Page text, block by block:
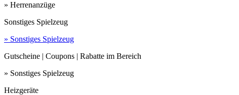
» Herrenanzüge
Sonstiges Spielzeug
» Sonstiges Spielzeug
Gutscheine | Coupons | Rabatte im Bereich
» Sonstiges Spielzeug
Heizgeräte